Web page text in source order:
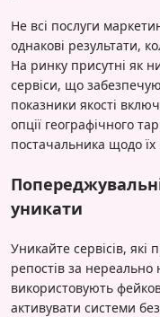
Не всі послуги
однакові результати,
На ринку присутні як
сервіси, що
показники якості
опції географічного
постачальника щодо їх
уникати
Уникайте сервісів,
репостів за
використовують
активувати системи